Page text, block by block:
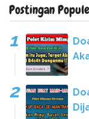
Postingan